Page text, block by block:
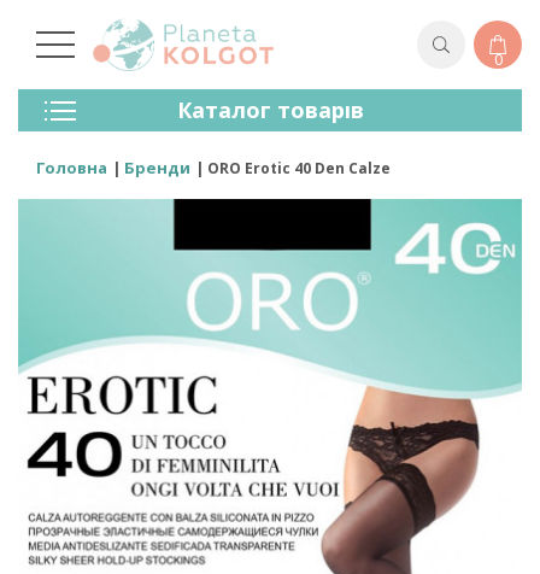
0
Каталог товарів
Колготки
Панчохи
Лосини (легінси)
Спортивний Одяг
Бренди
Головна Бренди ORO Erotic 40 Den Calze